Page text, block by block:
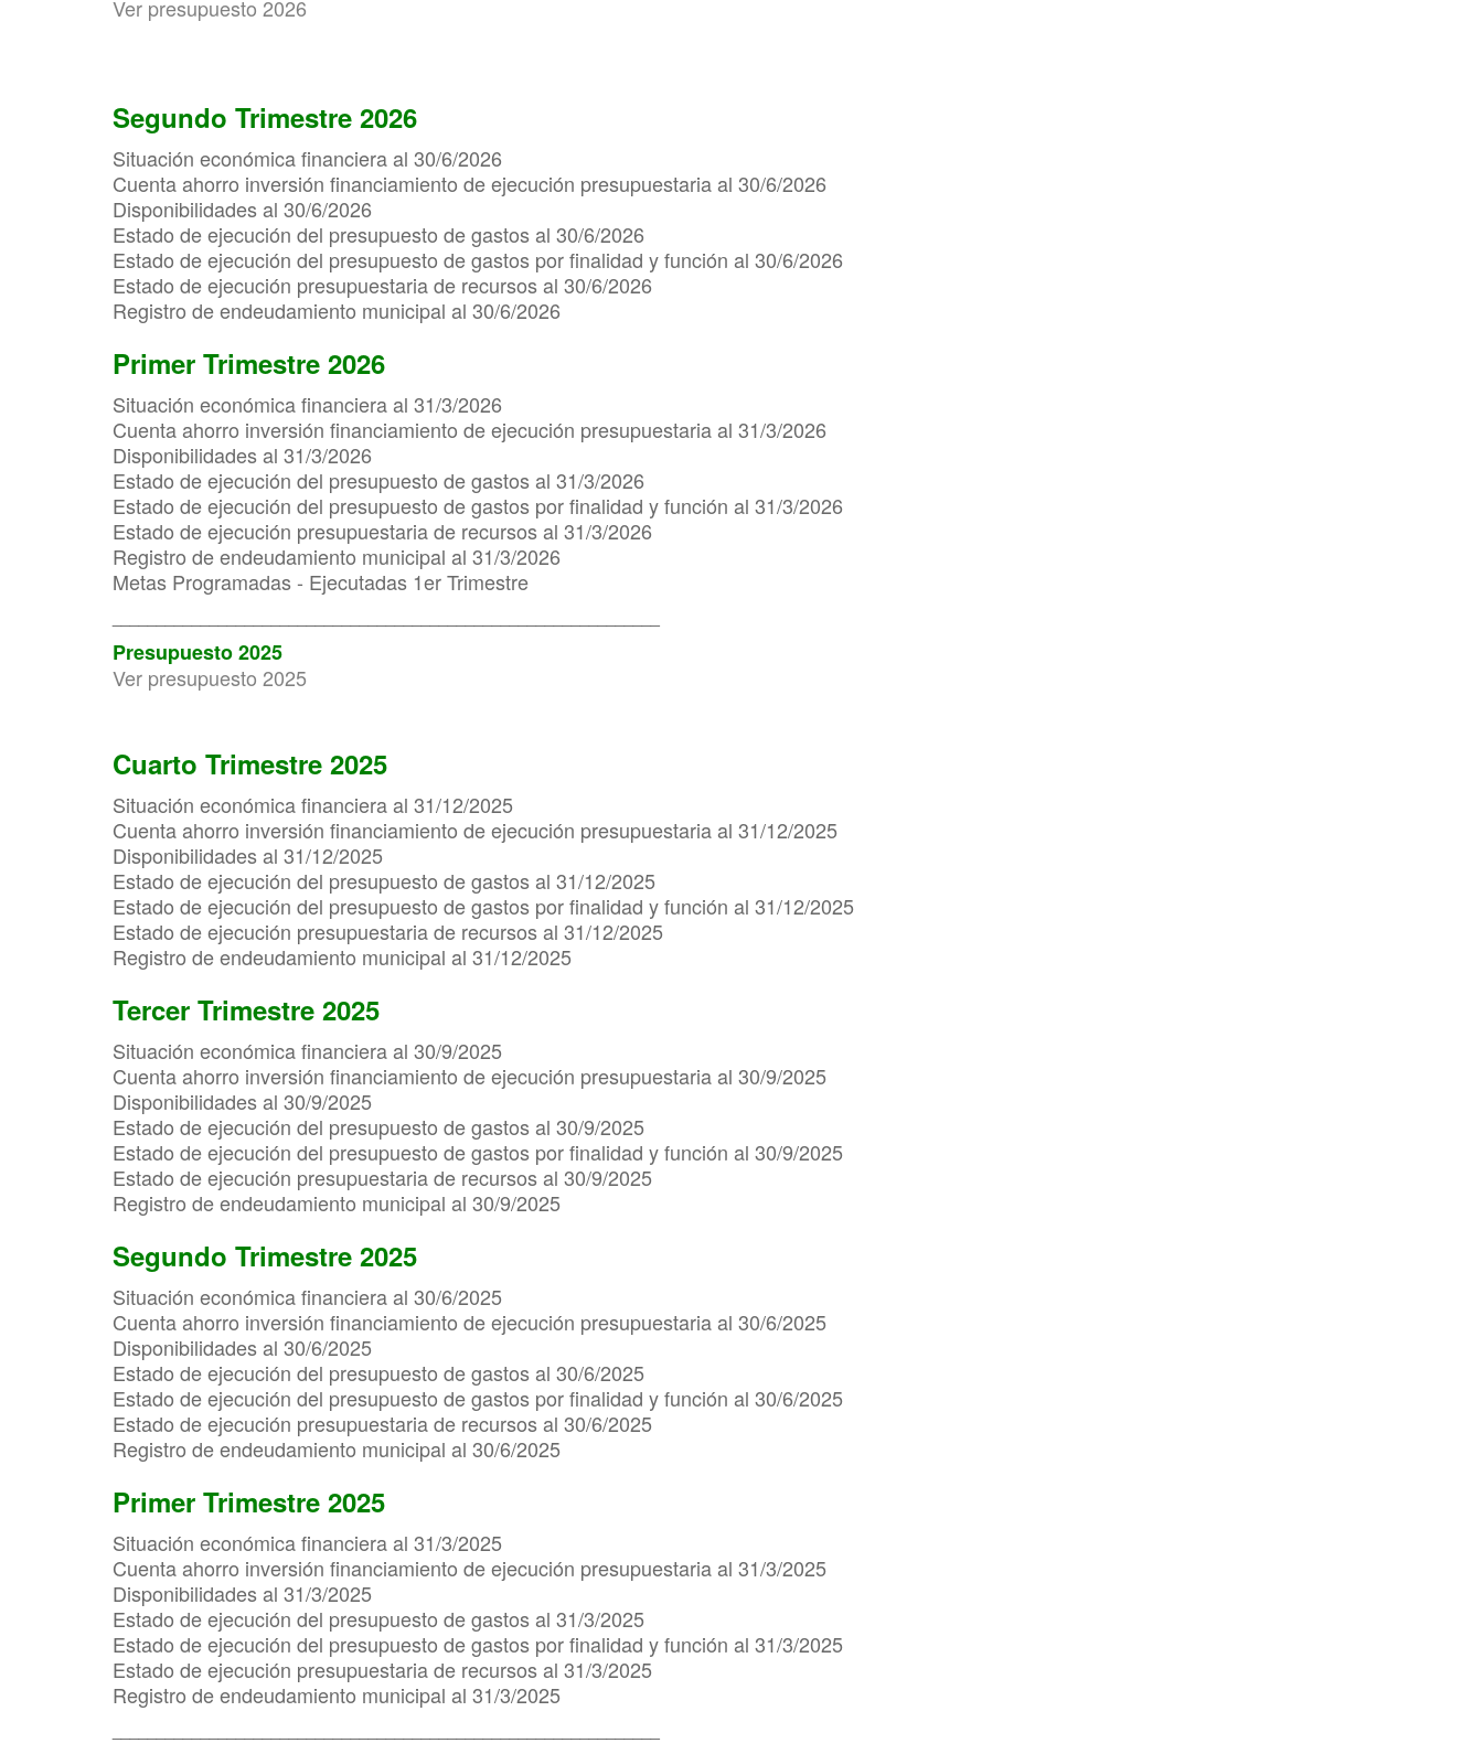
Ver presupuesto 2026
Segundo Trimestre 2026
Situación económica financiera al 30/6/2026
Cuenta ahorro inversión financiamiento de ejecución presupuestaria al 30/6/2026
Disponibilidades al 30/6/2026
Estado de ejecución del presupuesto de gastos al 30/6/2026
Estado de ejecución del presupuesto de gastos por finalidad y función al 30/6/2026
Estado de ejecución presupuestaria de recursos al 30/6/2026
Registro de endeudamiento municipal al 30/6/2026
Primer Trimestre 2026
Situación económica financiera al 31/3/2026
Cuenta ahorro inversión financiamiento de ejecución presupuestaria al 31/3/2026
Disponibilidades al 31/3/2026
Estado de ejecución del presupuesto de gastos al 31/3/2026
Estado de ejecución del presupuesto de gastos por finalidad y función al 31/3/2026
Estado de ejecución presupuestaria de recursos al 31/3/2026
Registro de endeudamiento municipal al 31/3/2026
Metas Programadas - Ejecutadas 1er Trimestre
Presupuesto 2025
Ver presupuesto 2025
Cuarto Trimestre 2025
Situación económica financiera al 31/12/2025
Cuenta ahorro inversión financiamiento de ejecución presupuestaria al 31/12/2025
Disponibilidades al 31/12/2025
Estado de ejecución del presupuesto de gastos al 31/12/2025
Estado de ejecución del presupuesto de gastos por finalidad y función al 31/12/2025
Estado de ejecución presupuestaria de recursos al 31/12/2025
Registro de endeudamiento municipal al 31/12/2025
Tercer Trimestre 2025
Situación económica financiera al 30/9/2025
Cuenta ahorro inversión financiamiento de ejecución presupuestaria al 30/9/2025
Disponibilidades al 30/9/2025
Estado de ejecución del presupuesto de gastos al 30/9/2025
Estado de ejecución del presupuesto de gastos por finalidad y función al 30/9/2025
Estado de ejecución presupuestaria de recursos al 30/9/2025
Registro de endeudamiento municipal al 30/9/2025
Segundo Trimestre 2025
Situación económica financiera al 30/6/2025
Cuenta ahorro inversión financiamiento de ejecución presupuestaria al 30/6/2025
Disponibilidades al 30/6/2025
Estado de ejecución del presupuesto de gastos al 30/6/2025
Estado de ejecución del presupuesto de gastos por finalidad y función al 30/6/2025
Estado de ejecución presupuestaria de recursos al 30/6/2025
Registro de endeudamiento municipal al 30/6/2025
Primer Trimestre 2025
Situación económica financiera al 31/3/2025
Cuenta ahorro inversión financiamiento de ejecución presupuestaria al 31/3/2025
Disponibilidades al 31/3/2025
Estado de ejecución del presupuesto de gastos al 31/3/2025
Estado de ejecución del presupuesto de gastos por finalidad y función al 31/3/2025
Estado de ejecución presupuestaria de recursos al 31/3/2025
Registro de endeudamiento municipal al 31/3/2025